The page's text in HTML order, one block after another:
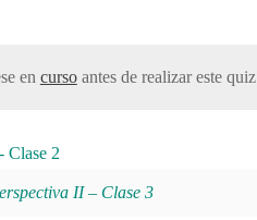
en cursoantes de realizar este quiz
Clase 2
II – Clase 3